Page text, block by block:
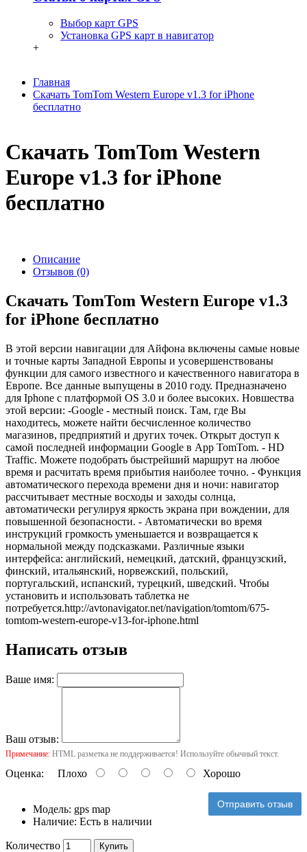
Выбор карт GPS
Установка GPS карт в навигатор
+
Главная
Скачать TomTom Western Europe v1.3 for iPhone
бесплатно
Скачать TomTom Western
Europe v1.3 for iPhone
бесплатно
Описание
Отзывов (0)
Скачать TomTom Western Europe v1.3
for iPhone бесплатно
В этой версии навигации для Айфона включены самые новые
и точные карты Западной Европы и усовершенствованы
функции для самого известного и качественного навигатора в
Европе. Все данные выпущены в 2010 году. Предназначено
для Iphone с платформой OS 3.0 и более высоких. Новшества
этой версии: -Google - местный поиск. Там, где Вы
находитесь, можете найти бесчисленное количество
магазинов, предприятий и других точек. Открыт доступ к
самой последней информации Google в App TomTom. - HD
Traffic. Можете подобрать быстрейший маршрут на любое
время и расчитать время прибытия наиболее точно. - Функция
автоматического перехода времени дня и ночи: навигатор
рассчитывает местные восходы и заходы солнца,
автоматически регулируя яркость экрана при вождении, для
повышенной безопасности. - Автоматически во время
инструкций громкость уменьшается и возвращается к
нормальной между подсказками. Различные языки
интерфейса: английский, немецкий, датский, французский,
финский, итальянский, норвежский, польский,
португальский, испанский, турецкий, шведский. Чтобы
установить и использовать таблетка не
потребуется.http://avtonavigator.net/navigation/tomtom/675-
tomtom-western-europe-v13-for-iphone.html
Написать отзыв
Ваше имя:
Ваш отзыв:
Примечание: HTML разметка не поддерживается! Используйте обычный текст.
Оценка: Плохо Хорошо
Отправить отзыв
Модель: gps map
Наличие: Есть в наличии
Количество Купить